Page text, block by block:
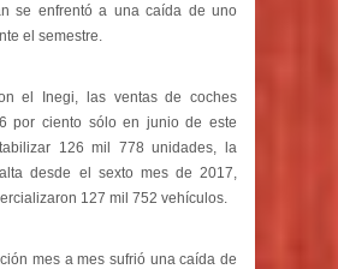
se enfrentó a una caída de uno
el semestre.
el Inegi, las ventas de coches
por ciento sólo en junio de este
126 mil 778 unidades, la
desde el sexto mes de 2017,
127 mil 752 vehículos.
mes a mes sufrió una caída de